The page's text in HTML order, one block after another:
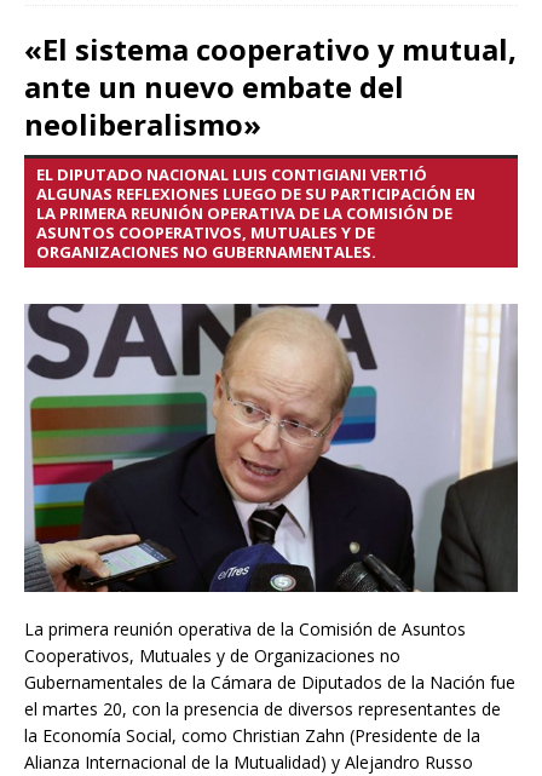
«El sistema cooperativo y mutual,
ante un nuevo embate del
neoliberalismo»
EL DIPUTADO NACIONAL LUIS CONTIGIANI VERTIÓ
ALGUNAS REFLEXIONES LUEGO DE SU PARTICIPACIÓN EN
LA PRIMERA REUNIÓN OPERATIVA DE LA COMISIÓN DE
ASUNTOS COOPERATIVOS, MUTUALES Y DE
ORGANIZACIONES NO GUBERNAMENTALES.
La primera reunión operativa de la Comisión de Asuntos
Cooperativos, Mutuales y de Organizaciones no
Gubernamentales de la Cámara de Diputados de la Nación fue
el martes 20, con la presencia de diversos representantes de
la Economía Social, como Christian Zahn (Presidente de la
Alianza Internacional de la Mutualidad) y Alejandro Russo